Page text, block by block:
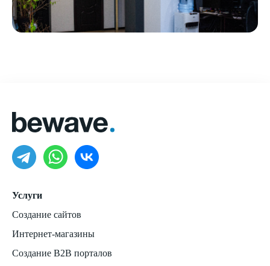
Услуги
Создание сайтов
Интернет-магазины
Создание B2B порталов